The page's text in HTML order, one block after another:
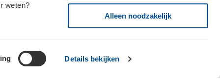
weten?
Details bekijken
Alleen noodzakelijk